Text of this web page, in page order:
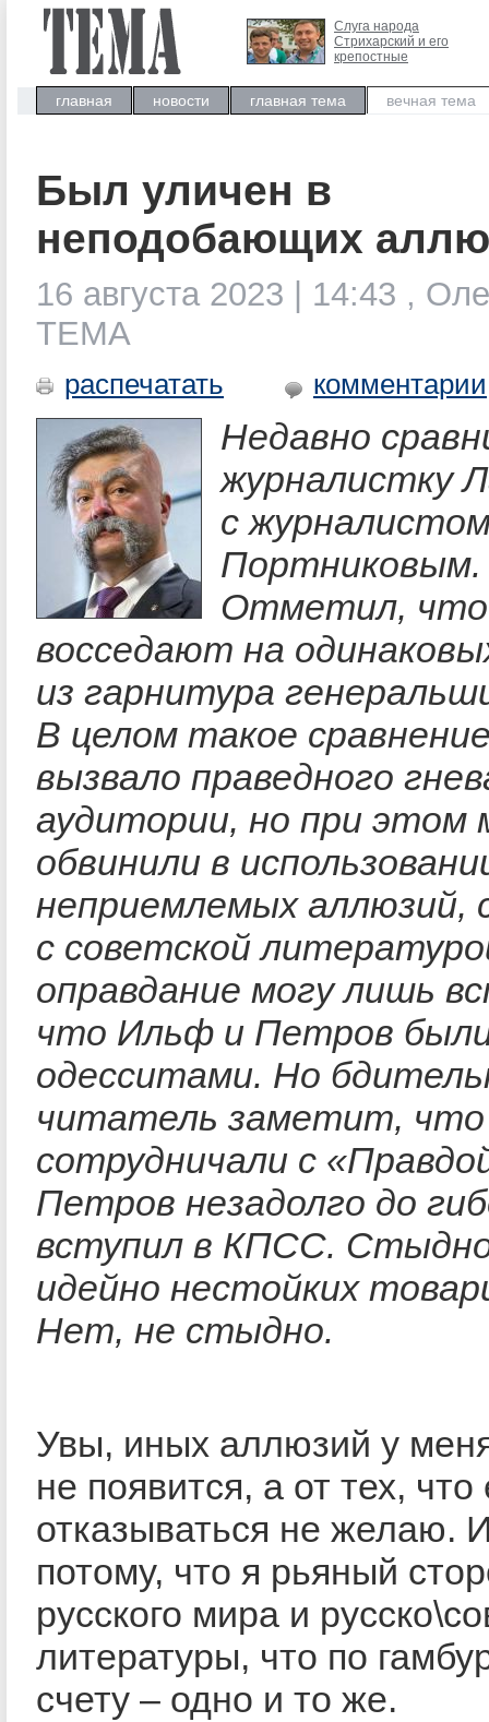
Слуга народа
Стрихарский и его
крепостные
главная новости главная тема вечная тема
Был уличен в
неподобающих
16 августа 2023 | 14:43 ,
ТЕМА
распечатать комментарии
Недавно
журналистку
с
Портниковым.
Отметил, что
восседают на
из гарнитура
В целом такое
вызвало праведного
аудитории, но при этом
обвинили в
неприемлемых аллюзий,
с советской
оправдание могу лишь
что Ильф и Петров
одесситами. Но
читатель заметит, что
сотрудничали с
Петров незадолго до
вступил в КПСС.
идейно нестойких
Нет, не стыдно.
Увы, иных аллюзий у
не появится, а от тех, что
отказываться не желаю.
потому, что я рьяный
русского мира и
литературы, что по
счету – одно и то же.